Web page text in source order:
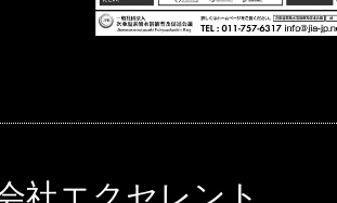
社エクセレント